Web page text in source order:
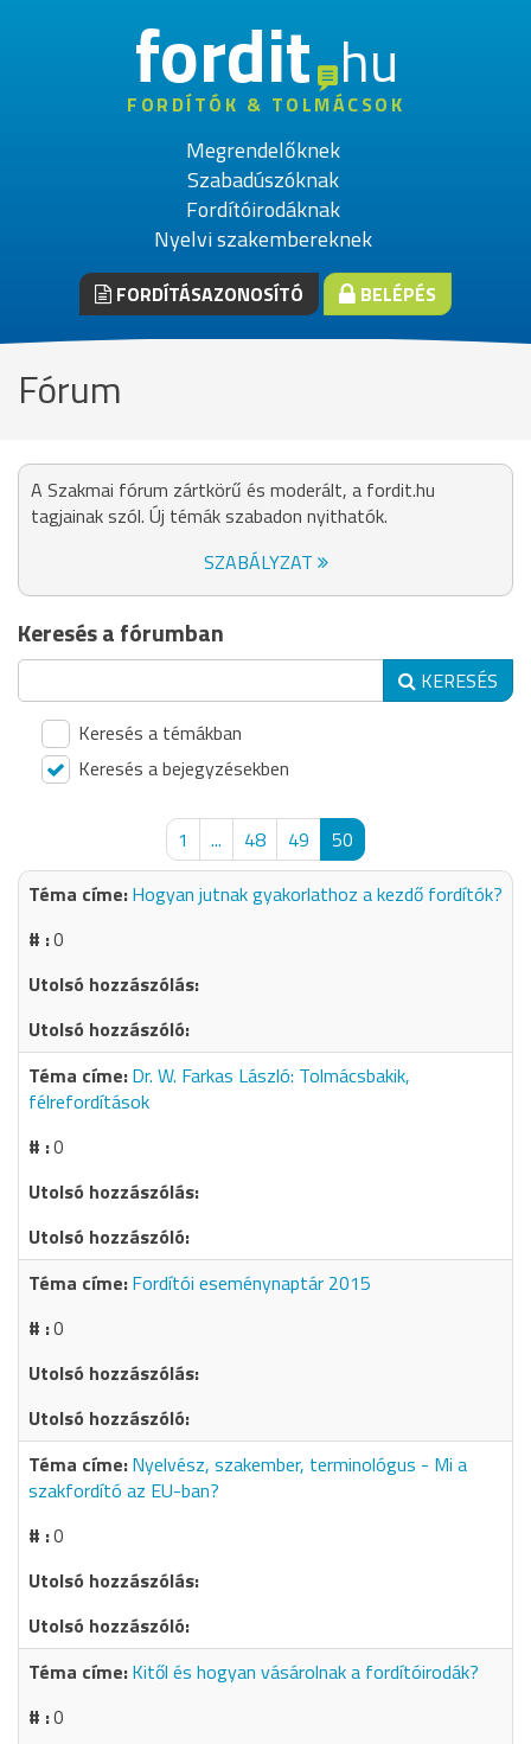
fordithu
FORDÍTÓK & TOLMÁCSOK
Megrendelőknek
Szabadúszóknak
Fordítóirodáknak
Nyelvi szakembereknek
FORDÍTÁSAZONOSÍTÓ BELÉPÉS
Fórum
A Szakmai fórum zártkörű és moderált, a fordit.hu
tagjainak szól. Új témák szabadon nyithatók.
SZABÁLYZAT
Keresés a fórumban
KERESÉS
Keresés a témákban
Keresés a bejegyzésekben
1 ... 48 49
50
Hogyan jutnak gyakorlathoz a kezdő fordítók?
0
Dr. W. Farkas László: Tolmácsbakik,
félrefordítások
0
Fordítói eseménynaptár 2015
0
Nyelvész, szakember, terminológus - Mi a
szakfordító az EU-ban?
0
Kitől és hogyan vásárolnak a fordítóirodák?
0